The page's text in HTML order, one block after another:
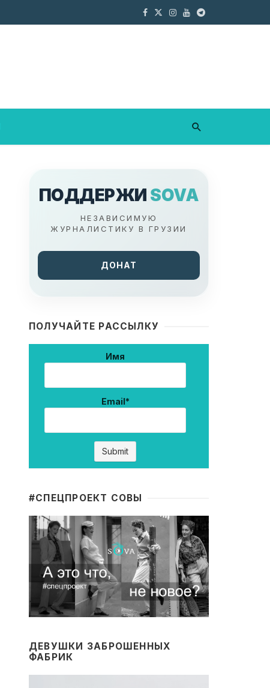
ПОДДЕРЖИ SOVA
НЕЗАВИСИМУЮ
ЖУРНАЛИСТИКУ В ГРУЗИИ
ДОНАТ
ПОЛУЧАЙТЕ РАССЫЛКУ
Имя
Email*
#CПЕЦПРОЕКТ СОВЫ
ДЕВУШКИ ЗАБРОШЕННЫХ
ФАБРИК